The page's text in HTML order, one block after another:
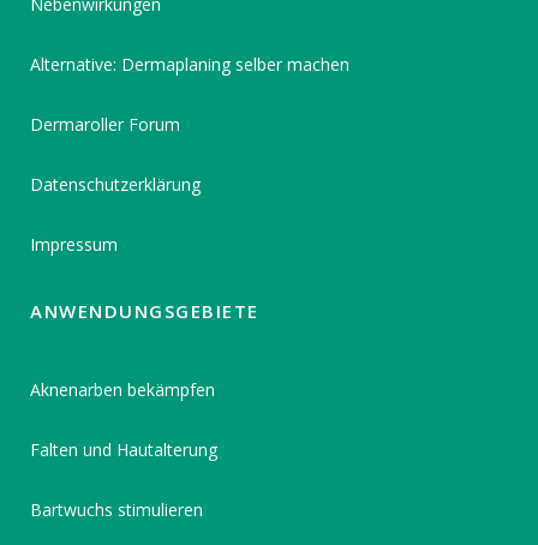
Alternative: Dermaplaning selber machen
Dermaroller Forum
Datenschutzerklärung
Impressum
ANWENDUNGSGEBIETE
Aknenarben bekämpfen
Falten und Hautalterung
Bartwuchs stimulieren